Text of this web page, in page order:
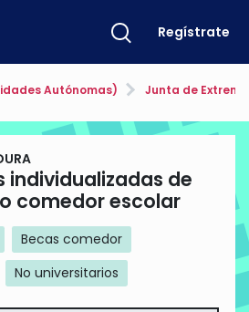
Regístrate
Autónomas) Junta de
individualizadas de
comedor escolar
Becas comedor
No universitarios